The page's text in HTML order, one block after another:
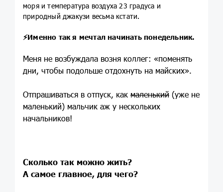
моря и температура воздуха 23 градуса и
природный джакузи весьма кстати.
⚡️Именно так я мечтал начинать понедельник.
Меня не возбуждала возня коллег: «поменять
дни, чтобы подольше отдохнуть на майских».
Отпрашиваться в отпуск, как маленький (уже не
маленький) мальчик аж у нескольких
начальников!
Сколько так можно жить?
А самое главное, для чего?